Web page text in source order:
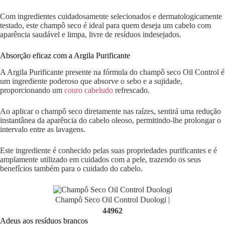
Com ingredientes cuidadosamente selecionados e dermatologicamente
testado, este champô seco é ideal para quem deseja um cabelo com
aparência saudável e limpa, livre de resíduos indesejados.
Absorção eficaz com a Argila Purificante
A Argila Purificante presente na fórmula do champô seco Oil Control é
um ingrediente poderoso que absorve o sebo e a sujidade,
proporcionando um couro cabeludo refrescado.
Ao aplicar o champô seco diretamente nas raízes, sentirá uma redução
instantânea da aparência do cabelo oleoso, permitindo-lhe prolongar o
intervalo entre as lavagens.
Este ingrediente é conhecido pelas suas propriedades purificantes e é
amplamente utilizado em cuidados com a pele, trazendo os seus
benefícios também para o cuidado do cabelo.
Champô Seco Oil Control Duologi |
44962
Adeus aos resíduos brancos